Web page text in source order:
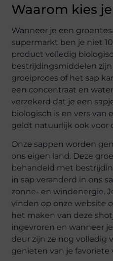
Waarom kies
Wanneer je een
supermarkt ben je niet
product volledig
bestrijdingsmiddelen
groeiproces of het sap
een concentraat en
verzekerd dat je een
biologisch is en vers van
geldt natuurlijk ook voor
Onze sappen worden
ons eigen land. Deze
behandeld met
in sap veranderd in ons
zonne- en windenergie.
vinden op onze website
het maken van deze
ingevroren en wanneer
deur zijn ze nog volledig
genieten van je favoriete